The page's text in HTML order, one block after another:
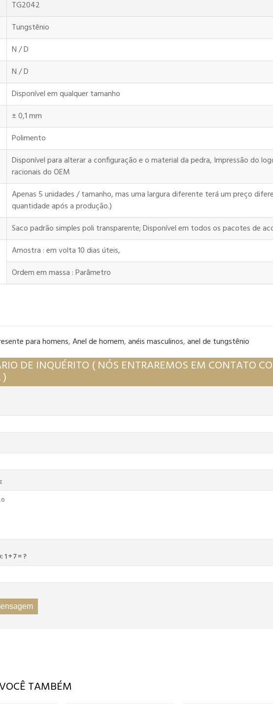
TG2042
Tungstênio
N / D
N / D
Disponível em qualquer tamanho
± 0,1 mm
Polimento
Disponível para alterar a configuração e o material da pedra, Impressão do
racionais do OEM
Apenas 5 unidades / tamanho, mas uma largura diferente terá um preço
quantidade após a produção.)
Saco padrão simples poli transparente; Disponível em todos os pacotes de
Amostra : em volta 10 dias úteis,
Ordem em massa : Parâmetro
para homens,Anel de homem,anéis masculinos,anel de tungstênio
DE INQUÉRITO ( NÓS ENTRAREMOS EM CONTATO
)
1 + 7 = ?
TAMBÉM